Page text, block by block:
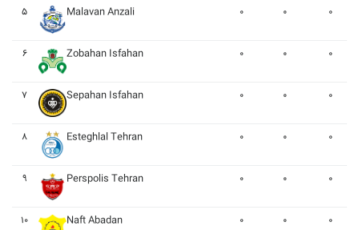
۵ Malavan Anzali ۰ ۰ ۰
۶ Zobahan Isfahan ۰ ۰ ۰
۷ Sepahan Isfahan ۰ ۰ ۰
۸ Esteghlal Tehran ۰ ۰ ۰
۹ Perspolis Tehran ۰ ۰ ۰
۱۰ Naft Abadan ۰ ۰ ۰